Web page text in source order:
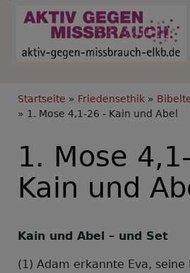
Breadcrumb
Startseite Friedensethik
1. Mose 4,1-26 - Kain und Abel
1. Mose
Kain und
Kain und Abel – und Set
(1) Adam erkannte Eva, seine